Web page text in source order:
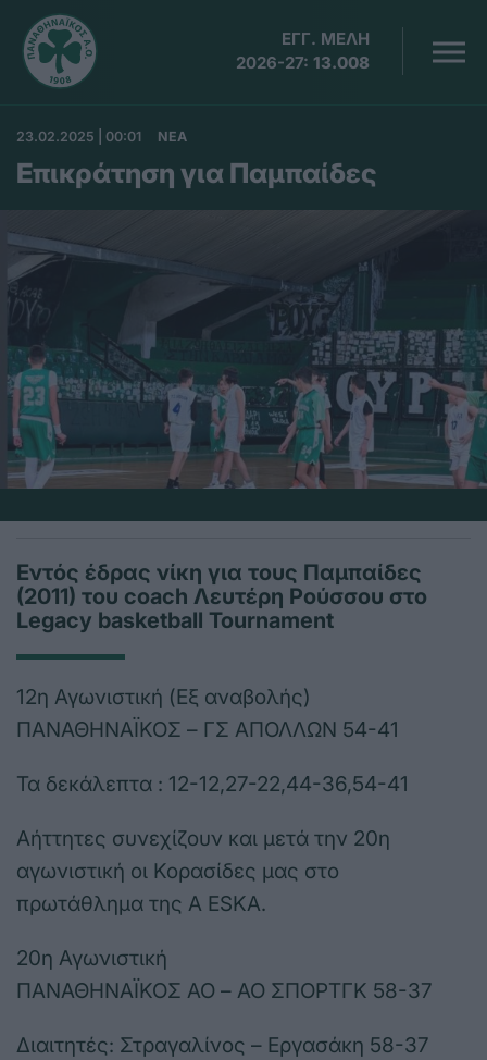
ΕΓΓ. ΜΕΛΗ
2026-27: 13.008
23.02.2025 | 00:01 ΝΕΑ
Επικράτηση για Παμπαίδες
Εντός έδρας νίκη για τους Παμπαίδες
(2011) του coach Λευτέρη Ρούσσου στο
Legacy basketball Tournament
12η Αγωνιστική (Εξ αναβολής)
ΠΑΝΑΘΗΝΑΪΚΟΣ – ΓΣ ΑΠΟΛΛΩΝ 54-41
Τα δεκάλεπτα : 12-12,27-22,44-36,54-41
Aήττητες συνεχίζουν και μετά την 20η
αγωνιστική οι Κορασίδες μας στο
πρωτάθλημα της A ESKA.
20η Αγωνιστική
ΠΑΝΑΘΗΝΑΪΚΟΣ ΑΟ – ΑΟ ΣΠΟΡΤΓΚ 58-37
Διαιτητές: Στραγαλίνος – Εργασάκη 58-37